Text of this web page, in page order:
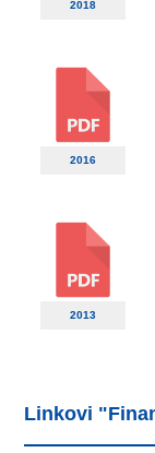
2018
2016
2013
Linkovi